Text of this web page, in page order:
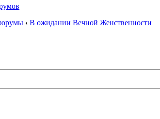
‹ В ожидании Вечной Женственности